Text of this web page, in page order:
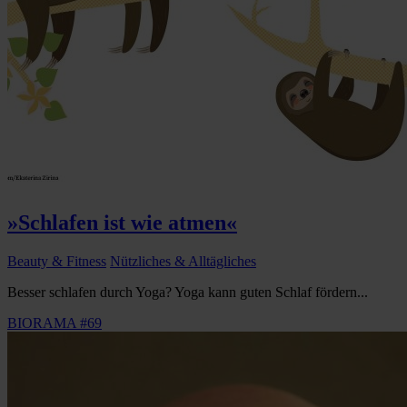
»Schlafen ist wie atmen«
Beauty & Fitness Nützliches & Alltägliches
Besser schlafen durch Yoga? Yoga kann guten Schlaf fördern...
BIORAMA #69